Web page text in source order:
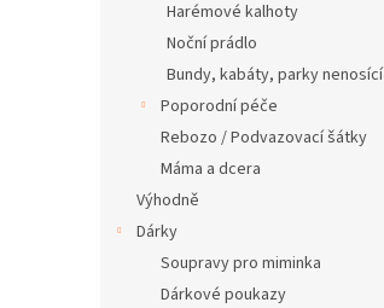
Harémové kalhoty
Noční prádlo
Bundy, kabáty, parky nenosící
Poporodní péče
Rebozo / Podvazovací šátky
Máma a dcera
Výhodně
Dárky
Soupravy pro miminka
Dárkové poukazy